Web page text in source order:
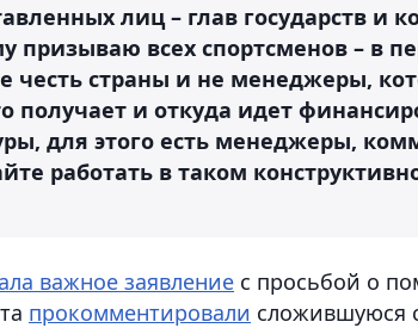
лиц – глав государств и
призываю всех спортсменов – в
честь страны и не менеджеры,
получает и откуда идет
для этого есть менеджеры,
работать в таком
важное заявление с просьбой о
прокомментировали сложившуюся